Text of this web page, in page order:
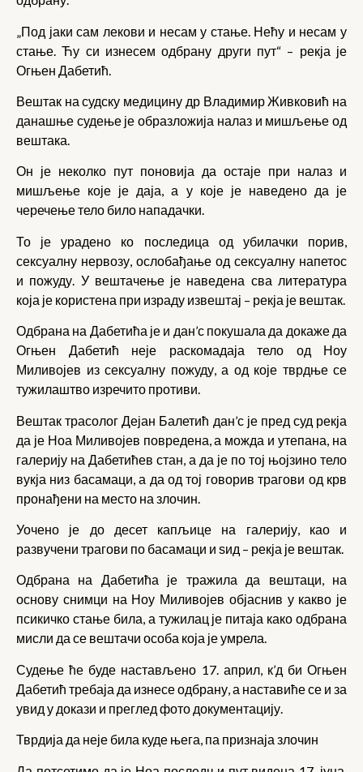
„Под јаки сам лекови и несам у стање. Нећу и несам у
стање. Ћу си изнесем одбрану други пут“ – рекја је
Огњен Дабетић.
Вештак на судску медицину др Владимир Живковић на
данашње судење је образложија налаз и мишљење од
вештака.
Он је неколко пут поновија да остаје при налаз и
мишљење које је даја, а у које је наведено да је
черечење тело било нападачки.
То је урадено ко последица од убилачки порив,
сексуалну нервозу, ослобађање од сексуалну напетос
и пожуду. У вештачење је наведена сва литература
која је користена при израду извештај – рекја је вештак.
Одбрана на Дабетића је и дан’с покушала да докаже да
Огњен Дабетић неје раскомадаја тело од Ноу
Миливојев из сексуалну пожуду, а од које тврдње се
тужилаштво изречито противи.
Вештак трасолог Дејан Балетић дан’с је пред суд рекја
да је Ноа Миливојев повредена, а можда и утепана, на
галерију на Дабетићев стан, а да је по тој њојзино тело
вукја низ басамаци, а да од тој говорив трагови од крв
пронађени на место на злочин.
Уочено је до десет капљице на галерију, као и
развучени трагови по басамаци и ѕид – рекја је вештак.
Одбрана на Дабетића је тражила да вештаци, на
основу снимци на Ноу Миливојев објаснив у какво је
псикичко стање била, а тужилац је питаја како одбрана
мисли да се вештачи особа која је умрела.
Судење ће буде настављено 17. април, к’д би Огњен
Дабетић требаја да изнесе одбрану, а наставиће се и за
увид у докази и преглед фото документацију.
Тврдија да неје била куде њега, па признаја злочин